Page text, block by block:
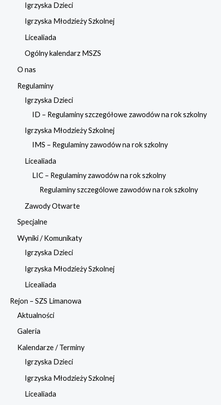
Igrzyska Dzieci
Igrzyska Młodzieży Szkolnej
Licealiada
Ogólny kalendarz MSZS
O nas
Regulaminy
Igrzyska Dzieci
ID – Regulaminy szczegółowe zawodów na rok szkolny
Igrzyska Młodzieży Szkolnej
IMS – Regulaminy zawodów na rok szkolny
Licealiada
LIC – Regulaminy zawodów na rok szkolny
Regulaminy szczególowe zawodów na rok szkolny
Zawody Otwarte
Specjalne
Wyniki / Komunikaty
Igrzyska Dzieci
Igrzyska Młodzieży Szkolnej
Licealiada
Rejon – SZS Limanowa
Aktualności
Galeria
Kalendarze / Terminy
Igrzyska Dzieci
Igrzyska Młodzieży Szkolnej
Licealiada